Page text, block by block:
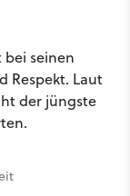
bei seinen
Respekt. Laut
der jüngste